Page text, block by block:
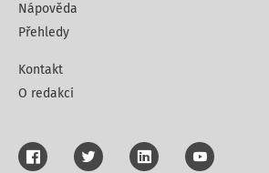
Nápověda
Přehledy
Kontakt
O redakci